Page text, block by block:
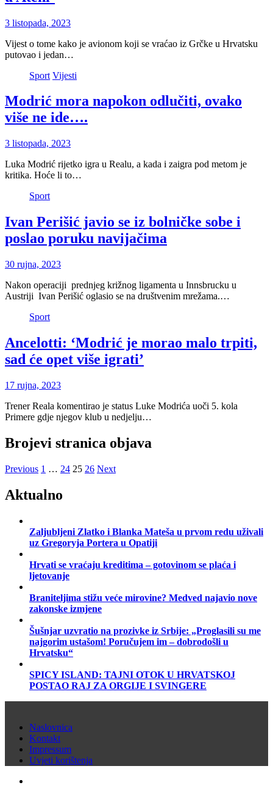
3 listopada, 2023
Vijest o tome kako je avionom koji se vraćao iz Grčke u Hrvatsku
putovao i jedan…
Sport Vijesti
Modrić mora napokon odlučiti, ovako
više ne ide….
3 listopada, 2023
Luka Modrić rijetko igra u Realu, a kada i zaigra pod metom je
kritika. Hoće li to…
Sport
Ivan Perišić javio se iz bolničke sobe i
poslao poruku navijačima
30 rujna, 2023
Nakon operaciji prednjeg križnog ligamenta u Innsbrucku u
Austriji Ivan Perišić oglasio se na društvenim mrežama.…
Sport
Ancelotti: ‘Modrić je morao malo trpiti,
sad će opet više igrati’
17 rujna, 2023
Trener Reala komentirao je status Luke Modrića uoči 5. kola
Primere gdje njegov klub u nedjelju…
Brojevi stranica objava
Previous 1 … 24 25 26 Next
Aktualno
Zaljubljeni Zlatko i Blanka Mateša u prvom redu uživali
uz Gregoryja Portera u Opatiji
Hrvati se vraćaju kreditima – gotovinom se plaća i
ljetovanje
Braniteljima stižu veće mirovine? Medved najavio nove
zakonske izmjene
Šušnjar uzvratio na prozivke iz Srbije: „Proglasili su me
najgorim ustašom! Poručujem im – dobrodošli u
Hrvatsku“
SPICY ISLAND: TAJNI OTOK U HRVATSKOJ
POSTAO RAJ ZA ORGIJE I SVINGERE
Naslovnica
Kontakt
Impressum
Uvjeti korištenja